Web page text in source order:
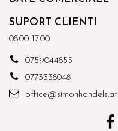
SUPORT CLIENTI
08.00-17.00
0759044855
0773338048
office@simonhandels.at